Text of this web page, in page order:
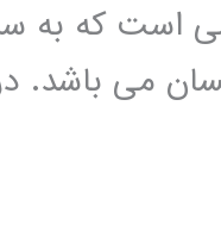
است که
می